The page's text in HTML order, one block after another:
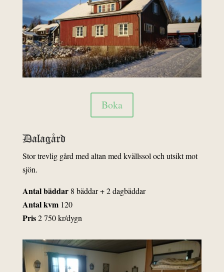
Boka
Dalagård
Stor trevlig gård med altan med kvällssol och utsikt mot
sjön.
Antal bäddar8 bäddar + 2 dagbäddar
Antal kvm120
Pris2 750 kr/dygn